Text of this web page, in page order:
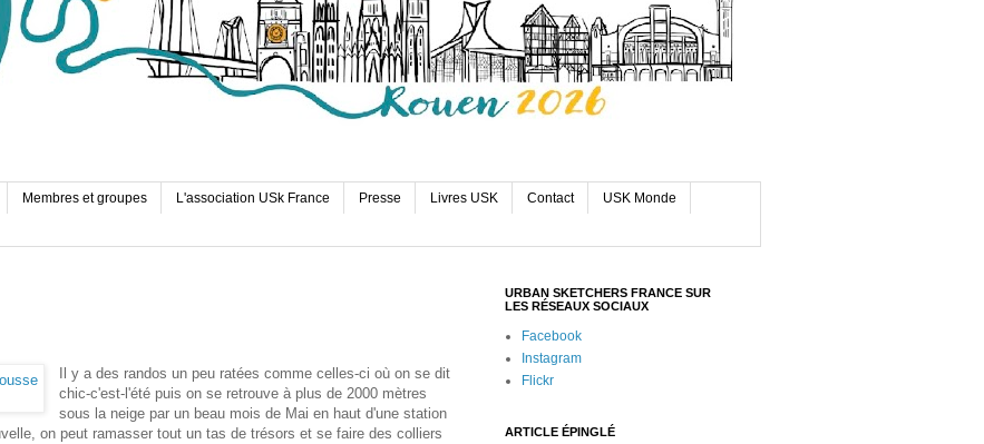
Membres et groupes L'association USk France Presse Livres USK Contact USK Monde
Il y a des randos un peu ratées comme celles-ci où on se dit
chic-c'est-l'été puis on se retrouve à plus de 2000 mètres
sous la neige par un beau mois de Mai en haut d'une station
on peut ramasser tout un tas de trésors et se faire des colliers
URBAN SKETCHERS FRANCE SUR
LES RÉSEAUX SOCIAUX
Facebook
Instagram
Flickr
ARTICLE ÉPINGLÉ